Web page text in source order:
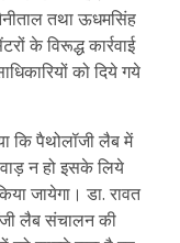
तथा ऊधमसिंह
के विरूद्ध कार्रवाई
को दिये गये
कि पैथोलॉजी लैब में
न हो इसके लिये
जायेगा। डा. रावत
लैब संचालन की